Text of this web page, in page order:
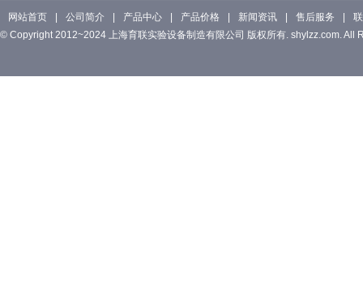
网站首页 公司简介 产品中心 产品价格 新闻资讯 售后服务
© Copyright 2012~2024 上海育联实验设备制造有限公司 版权所有. shylzz.com. All